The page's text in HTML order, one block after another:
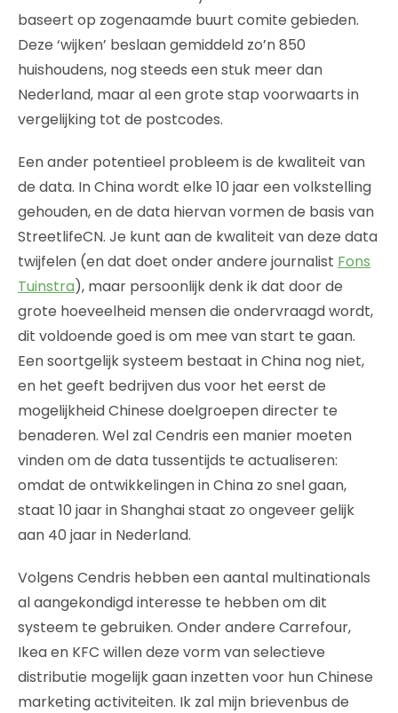
baseert op zogenaamde buurt comite gebieden.
Deze ‘wijken’ beslaan gemiddeld zo’n 850
huishoudens, nog steeds een stuk meer dan
Nederland, maar al een grote stap voorwaarts in
vergelijking tot de postcodes.
Een ander potentieel probleem is de kwaliteit van
de data. In China wordt elke 10 jaar een volkstelling
gehouden, en de data hiervan vormen de basis van
StreetlifeCN. Je kunt aan de kwaliteit van deze data
twijfelen (en dat doet onder andere journalist Fons
Tuinstra), maar persoonlijk denk ik dat door de
grote hoeveelheid mensen die ondervraagd wordt,
dit voldoende goed is om mee van start te gaan.
Een soortgelijk systeem bestaat in China nog niet,
en het geeft bedrijven dus voor het eerst de
mogelijkheid Chinese doelgroepen directer te
benaderen. Wel zal Cendris een manier moeten
vinden om de data tussentijds te actualiseren:
omdat de ontwikkelingen in China zo snel gaan,
staat 10 jaar in Shanghai staat zo ongeveer gelijk
aan 40 jaar in Nederland.
Volgens Cendris hebben een aantal multinationals
al aangekondigd interesse te hebben om dit
systeem te gebruiken. Onder andere Carrefour,
Ikea en KFC willen deze vorm van selectieve
distributie mogelijk gaan inzetten voor hun Chinese
marketing activiteiten. Ik zal mijn brievenbus de